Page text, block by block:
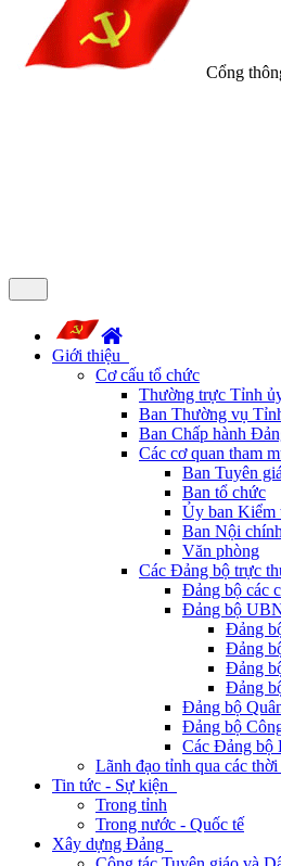
Cổng
Giới thiệu
Cơ cấu tổ chức
Thường trực Tỉnh
Ban Thường vụ
Ban Chấp hành
Các cơ quan tham
Ban Tuyên
Ban tổ chức
Ủy ban Kiểm
Ban Nội chính
Văn phòng
Các Đảng bộ trực
Đảng bộ các
Đảng bộ
Đảng
Đảng
Đảng
Đảng
Đảng bộ
Đảng bộ
Các Đảng bộ
Lãnh đạo tỉnh qua các
Tin tức - Sự kiện
Trong tỉnh
Trong nước - Quốc tế
Xây dựng Đảng